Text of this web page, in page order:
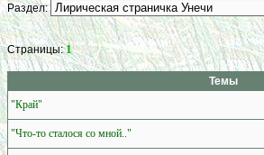
Раздел:
Страницы:1
Темы
"Край"
"Что-то сталося со мной.."